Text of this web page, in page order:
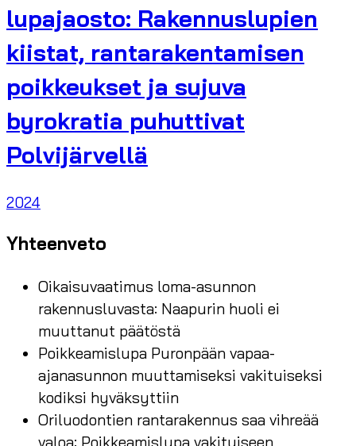
lupajaosto: Rakennuslupien
kiistat, rantarakentamisen
poikkeukset ja sujuva
byrokratia puhuttivat
Polvijärvellä
2024
Yhteenveto
Oikaisuvaatimus loma-asunnon
rakennusluvasta: Naapurin huoli ei
muuttanut päätöstä
Poikkeamislupa Puronpään vapaa-
ajanasunnon muuttamiseksi vakituiseksi
kodiksi hyväksyttiin
Oriluodontien rantarakennus saa vihreää
valoa: Poikkeamislupa vakituiseen